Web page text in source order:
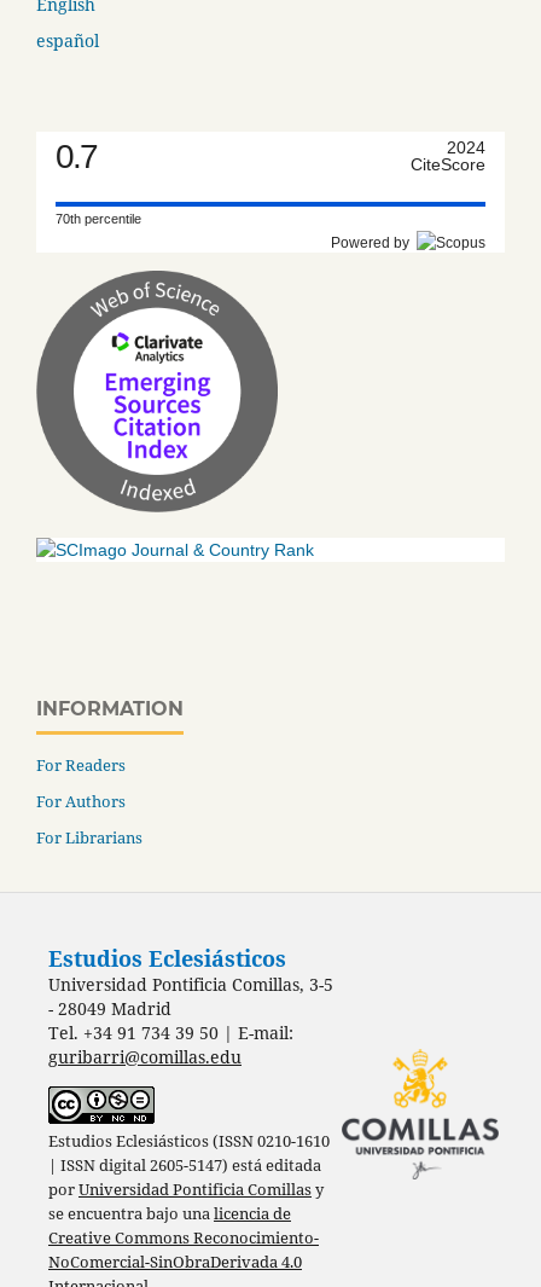
English
español
0.7
2024
CiteScore
70th percentile
Powered by
INFORMATION
For Readers
For Authors
For Librarians
Estudios Eclesiásticos
Universidad Pontificia Comillas, 3-5
- 28049 Madrid
Tel. +34 91 734 39 50 | E-mail:
guribarri@comillas.edu
Estudios Eclesiásticos (ISSN 0210-1610
| ISSN digital 2605-5147) está editada
porUniversidad Pontificia Comillasy
se encuentra bajo unalicencia de
Creative Commons Reconocimiento-
NoComercial-SinObraDerivada 4.0